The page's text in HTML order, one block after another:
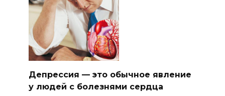
Депрессия — это обычное явление
у людей с болезнями сердца